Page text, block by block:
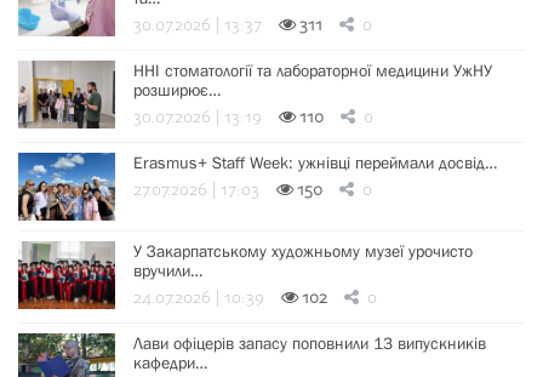
30.07.2026 | 13:37 311 0
ННІ стоматології та лабораторної медицини УжНУ
розширює…
30.07.2026 | 13:19 110 0
Erasmus+ Staff Week: ужнівці переймали досвід…
27.07.2026 | 17:03 150 0
У Закарпатському художньому музеї урочисто
вручили…
24.07.2026 | 10:39 102 0
Лави офіцерів запасу поповнили 13 випускників
кафедри…